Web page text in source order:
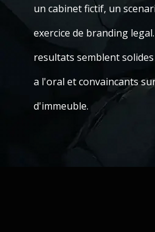
un cabinet fictif, un
exercice de branding
resultats semblent
a l'oral et convaincants
d'immeuble.